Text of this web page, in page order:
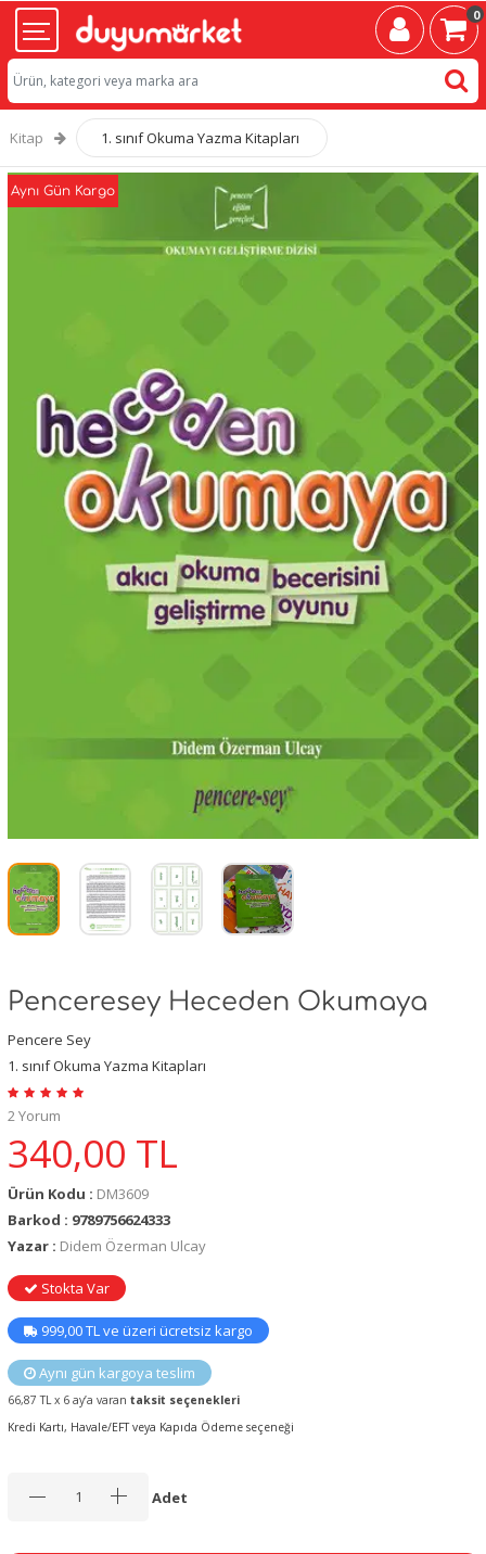
0
Kitap 1. sınıf Okuma Yazma Kitapları
Aynı Gün Kargo
Penceresey Heceden Okumaya
Pencere Sey
1. sınıf Okuma Yazma Kitapları
2 Yorum
340,00 TL
Ürün Kodu : DM3609
Barkod : 9789756624333
Yazar : Didem Özerman Ulcay
Stokta Var
999,00 TL ve üzeri ücretsiz kargo
Aynı gün kargoya teslim
66,87 TL x 6 ay’a varan taksit seçenekleri
Kredi Kartı, Havale/EFT veya Kapıda Ödeme seçeneği
Adet